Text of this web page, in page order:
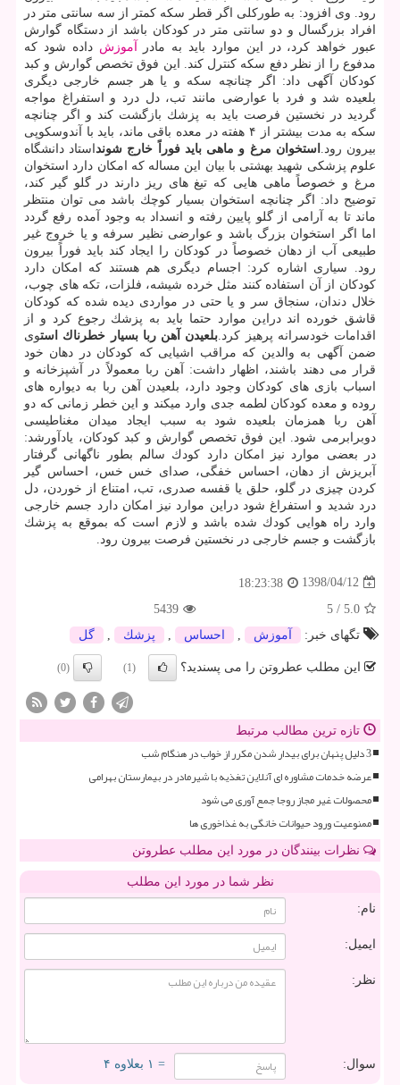
رود. وی افزود: به طوركلی اگر قطر سكه كمتر از سه سانتی متر در
افراد بزرگسال و دو سانتی متر در كودكان باشد از دستگاه گوارش
عبور خواهد كرد، در این موارد باید به مادر آموزش داده شود كه
مدفوع را از نظر دفع سكه كنترل كند. این فوق تخصص گوارش و كبد
كودكان آگهی داد: اگر چنانچه سكه و یا هر جسم خارجی دیگری
بلعیده شد و فرد با عوارضی مانند تب، دل درد و استفراغ مواجه
گردید در نخستین فرصت باید به پزشك بازگشت كند و اگر چنانچه
سكه به مدت بیشتر از ۴ هفته در معده باقی ماند، باید با آندوسكوپی
بیرون رود.
استخوان مرغ و ماهی باید فوراً خارج شونداستاد دانشگاه
علوم پزشكی شهید بهشتی با بیان این مساله كه امكان دارد استخوان
مرغ و خصوصاً ماهی هایی كه تیغ های ریز دارند در گلو گیر كند،
توضیح داد: اگر چنانچه استخوان بسیار كوچك باشد می توان منتظر
ماند تا به آرامی از گلو پایین رفته و انسداد به وجود آمده رفع گردد
اما اگر استخوان بزرگ باشد و عوارضی نظیر سرفه و یا خروج غیر
طبیعی آب از دهان خصوصاً در كودكان را ایجاد كند باید فوراً بیرون
رود. سیاری اشاره كرد: اجسام دیگری هم هستند كه امكان دارد
كودكان از آن استفاده كنند مثل خرده شیشه، فلزات، تكه های چوب،
خلال دندان، سنجاق سر و یا حتی در مواردی دیده شده كه كودكان
قاشق خورده اند دراین موارد حتما باید به پزشك رجوع كرد و از
اقدامات خودسرانه پرهیز كرد. بلعیدن آهن ربا بسیار خطرناك استوی
ضمن آگهی به والدین كه مراقب اشیایی كه كودكان در دهان خود
قرار می دهند باشند، اظهار داشت: آهن ربا معمولاً در آشپزخانه و
اسباب بازی های كودكان وجود دارد، بلعیدن آهن ربا به دیواره های
روده و معده كودكان لطمه جدی وارد میكند و این خطر زمانی كه دو
آهن ربا همزمان بلعیده شود به سبب ایجاد میدان مغناطیسی
دوبرابرمی شود. این فوق تخصص گوارش و كبد كودكان، یادآورشد:
در بعضی موارد نیز امكان دارد كودك سالم بطور ناگهانی گرفتار
آبریزش از دهان، احساس خفگی، صدای خس خس، احساس گیر
كردن چیزی در گلو، حلق یا قفسه صدری، تب، امتناع از خوردن، دل
درد شدید و استفراغ شود دراین موارد نیز امكان دارد جسم خارجی
وارد راه هوایی كودك شده باشد و لازم است كه بموقع به پزشك
بازگشت و جسم خارجی در نخستین فرصت بیرون رود.
1398/04/12
18:23:38
5.0
/
5
5439
تگهای خبر:
آموزش احساس پزشك گل
این مطلب عطروتن را می پسندید؟ (1)
(0)
تازه ترین مطالب مرتبط
3 دلیل پنهان برای بیدار شدن مکرر از خواب در هنگام شب
عرضه خدمات مشاوره ای آنلاین تغذیه با شیرمادر در بیمارستان بهرامی
محصولات غیر مجاز روجا جمع آوری می شود
ممنوعیت ورود حیوانات خانگی به غذاخوری ها
نظرات بینندگان در مورد این مطلب عطروتن
نظر شما در مورد این مطلب
نام:
ایمیل:
نظر:
سوال: = ۱ بعلاوه ۴